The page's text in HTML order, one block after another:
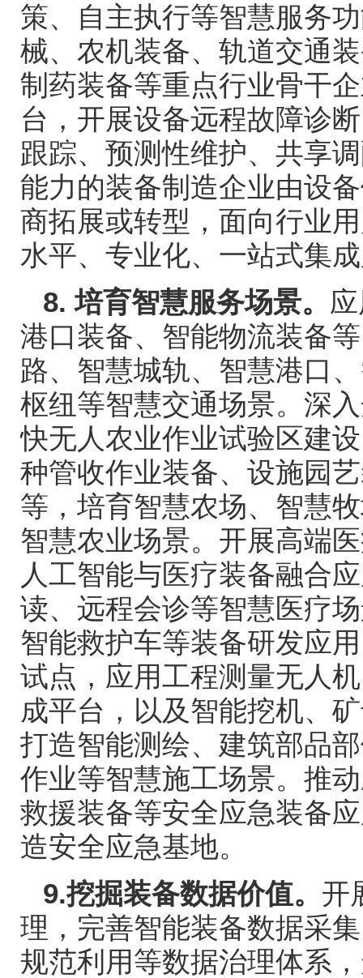
策、自主执行等智慧服务
械、农机装备、轨道交通
制药装备等重点行业骨干
台，开展设备远程故障诊
跟踪、预测性维护、共享
能力的装备制造企业由设
商拓展或转型，面向行业
水平、专业化、一站式集
8.培育智慧服务场景。
港口装备、智能物流装备
路、智慧城轨、智慧港口
枢纽等智慧交通场景。深
快无人农业作业试验区建
种管收作业装备、设施园
等，培育智慧农场、智慧
智慧农业场景。开展高端
人工智能与医疗装备融合
读、远程会诊等智慧医疗
智能救护车等装备研发应
试点，应用工程测量无人
成平台，以及智能挖机、
打造智能测绘、建筑部品
作业等智慧施工场景。推
救援装备等安全应急装备
造安全应急基地。
9.挖掘装备数据价值。 开
理，完善智能装备数据采
规范利用等数据治理体系